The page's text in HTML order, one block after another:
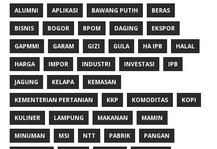
ALUMNI APLIKASI BAWANG PUTIH BERAS
BISNIS BOGOR BPOM DAGING EKSPOR
GAPMMI GARAM GIZI GULA HA IPB HALAL
HARGA IMPOR INDUSTRI INVESTASI IPB
JAGUNG KELAPA KEMASAN
KEMENTERIAN PERTANIAN KKP KOMODITAS KOPI
KULINER LAMPUNG MAKANAN MAMIN
MINUMAN MSI NTT PABRIK PANGAN